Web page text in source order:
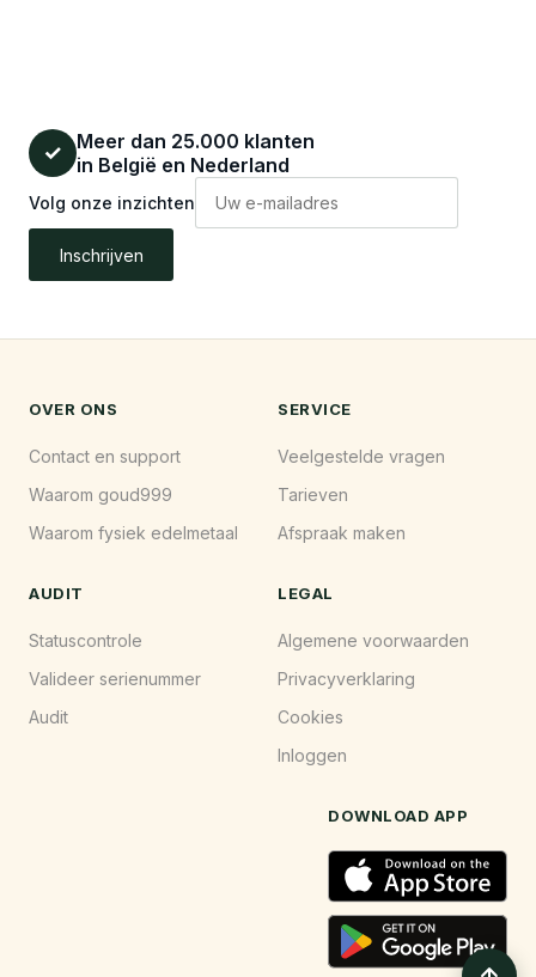
✓
Meer dan 25.000 klanten
in België en Nederland
Volg onze inzichten
Inschrijven
OVER ONS
Contact en support
Waarom goud999
Waarom fysiek edelmetaal
SERVICE
Veelgestelde vragen
Tarieven
Afspraak maken
AUDIT
Statuscontrole
Valideer serienummer
Audit
LEGAL
Algemene voorwaarden
Privacyverklaring
Cookies
Inloggen
DOWNLOAD APP